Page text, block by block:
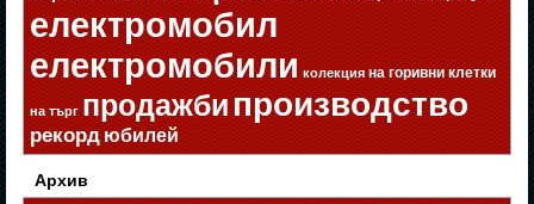
електромобил
електромобили колекция на горивни клетки
на търг продажбипроизводство
рекорд юбилей
Архив